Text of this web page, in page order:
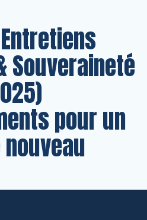
Souveraineté
pour un